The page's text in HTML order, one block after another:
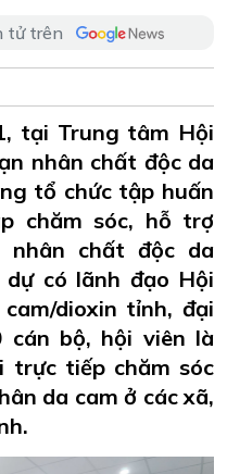
ĐẠO ĐỨC, PHONG CÁCH HỒ
tử trên
tại Trung tâm Hội
nhân chất độc da
tổ chức tập huấn
chăm sóc, hỗ trợ
chất độc da
dự có lãnh đạo Hội
dioxin tỉnh, đại
cán bộ, hội viên là
trực tiếp chăm sóc
da cam ở các xã,